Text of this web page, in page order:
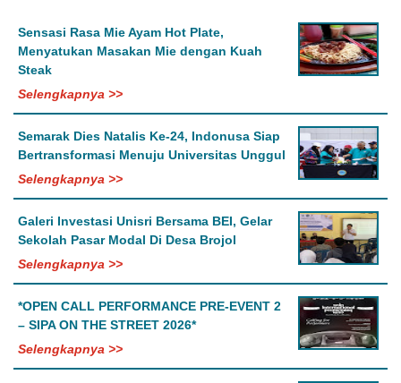
Sensasi Rasa Mie Ayam Hot Plate,
Menyatukan Masakan Mie dengan Kuah
Steak
Selengkapnya >>
Semarak Dies Natalis Ke-24, Indonusa Siap
Bertransformasi Menuju Universitas Unggul
Selengkapnya >>
Galeri Investasi Unisri Bersama BEI, Gelar
Sekolah Pasar Modal Di Desa Brojol
Selengkapnya >>
*OPEN CALL PERFORMANCE PRE-EVENT 2
– SIPA ON THE STREET 2026*
Selengkapnya >>